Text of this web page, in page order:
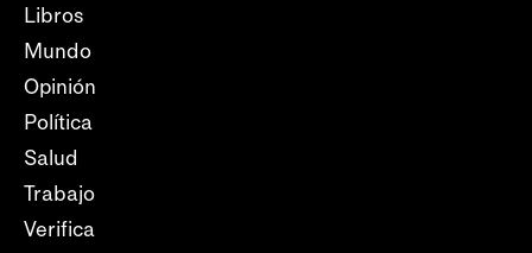
Libros
Mundo
Opinión
Política
Salud
Trabajo
Verifica